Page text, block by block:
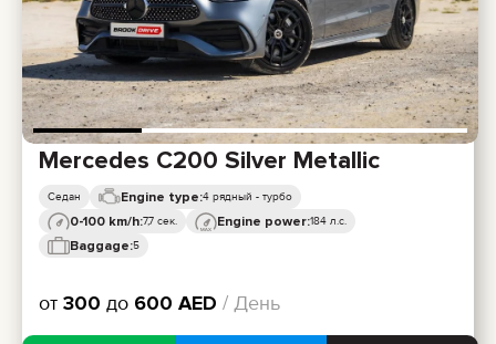
Mercedes C200 Silver Metallic
Седан Engine type:4 рядный - турбо
0-100 km/h:7,7 сек. Engine power:184 л.с.
Baggage:5
от 300 до 600 AED / День